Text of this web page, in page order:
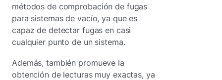
métodos de comprobación de fugas
para sistemas de vacío, ya que es
capaz de detectar fugas en casi
cualquier punto de un sistema.
Además, también promueve la
obtención de lecturas muy exactas, ya